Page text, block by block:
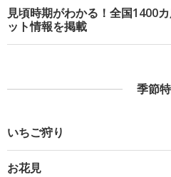
見頃時期がわかる！全国1400
ット情報を掲載
季節
いちご狩り
お花見